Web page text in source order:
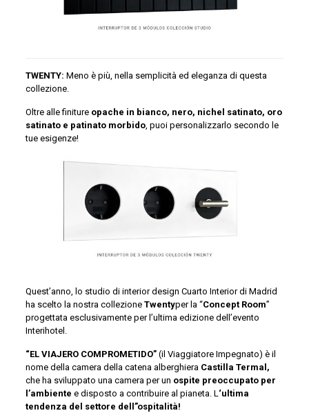
TWENTY: Meno è più, nella semplicità ed eleganza di questa
collezione.
Oltre alle finiture opache in bianco, nero, nichel satinato, oro
satinato e patinato morbido, puoi personalizzarlo secondo le
tue esigenze!
Quest’anno, lo studio di interior design Cuarto Interior di Madrid
ha scelto la nostra collezione Twentyper la “Concept Room”
progettata esclusivamente per l’ultima edizione dell’evento
Interihotel.
“EL VIAJERO COMPROMETIDO”(il Viaggiatore Impegnato) è il
nome della camera della catena alberghiera Castilla Termal,
che ha sviluppato una camera per un ospite preoccupato per
l’ambiente e disposto a contribuire al pianeta. L‘ultima
tendenza del settore dell”ospitalità!